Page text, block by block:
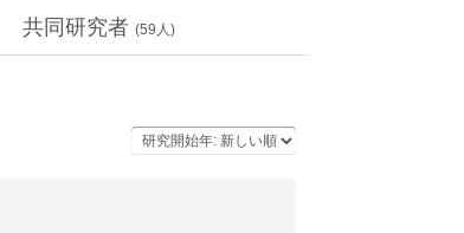
共同研究者 (59 人)